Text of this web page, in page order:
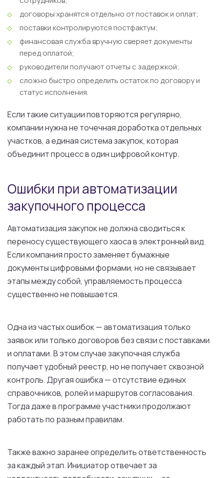
договоры хранятся отдельно от поставок и оплат;
поставки контролируются постфактум;
финансовая служба вручную сверяет документы
перед оплатой;
руководители получают отчеты с задержкой;
сложно быстро определить остаток по договору и
статус исполнения.
Если такие ситуации повторяются регулярно,
компании нужна не точечная доработка отдельных
участков, а единая система закупок, которая
объединит процесс в один цифровой контур.
Ошибки при автоматизации
закупочного процесса
Автоматизация закупок не должна сводиться к
переносу существующего хаоса в электронный вид.
Если компания просто заменяет бумажные
документы цифровыми формами, но не связывает
этапы между собой, управляемость процесса
существенно не повышается.
Одна из частых ошибок — автоматизация только
заявок или только договоров без связи с поставками
и оплатами. В этом случае закупочная служба
получает удобный реестр, но не получает сквозной
контроль. Другая ошибка — отсутствие единых
справочников, ролей и маршрутов согласования.
Тогда даже в программе участники продолжают
работать по разным правилам.
Также важно заранее определить ответственность
за каждый этап. Инициатор отвечает за